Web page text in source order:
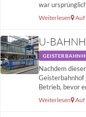
war
Weiterlesen Auf
U-
Nachdem
Geisterbahnhof
Betrieb, bevor
Weiterlesen Auf